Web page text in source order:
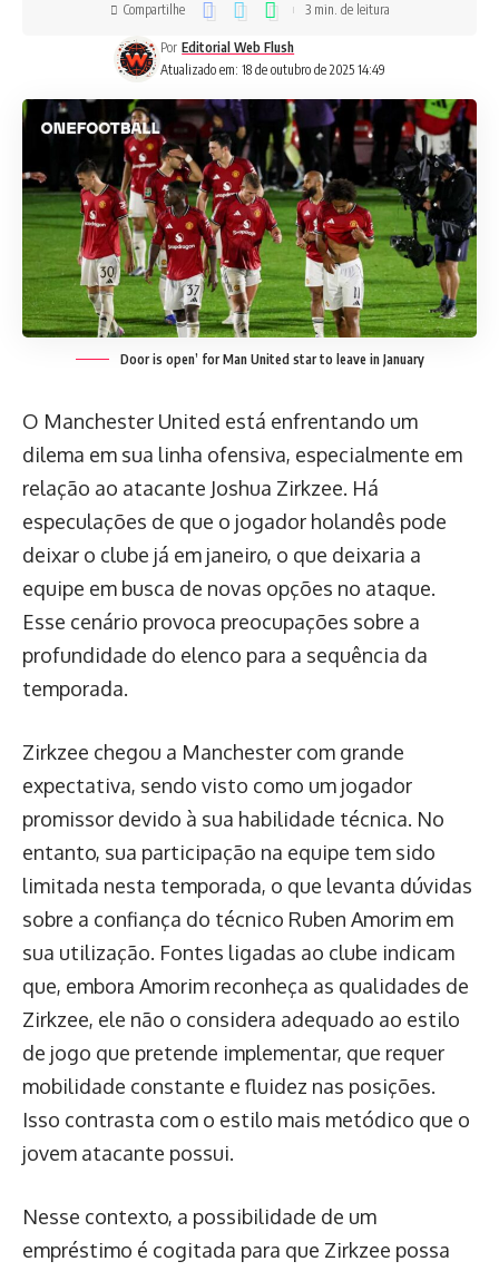
Atualizado em: 18 de outubro de 2025 14:49
Por Editorial Web Flush
Compartilhe 3 min. de leitura
Door is open’ for Man United star to leave in January
O Manchester United está enfrentando um
dilema em sua linha ofensiva, especialmente em
relação ao atacante Joshua Zirkzee. Há
especulações de que o jogador holandês pode
deixar o clube já em janeiro, o que deixaria a
equipe em busca de novas opções no ataque.
Esse cenário provoca preocupações sobre a
profundidade do elenco para a sequência da
temporada.
Zirkzee chegou a Manchester com grande
expectativa, sendo visto como um jogador
promissor devido à sua habilidade técnica. No
entanto, sua participação na equipe tem sido
limitada nesta temporada, o que levanta dúvidas
sobre a confiança do técnico Ruben Amorim em
sua utilização. Fontes ligadas ao clube indicam
que, embora Amorim reconheça as qualidades de
Zirkzee, ele não o considera adequado ao estilo
de jogo que pretende implementar, que requer
mobilidade constante e fluidez nas posições.
Isso contrasta com o estilo mais metódico que o
jovem atacante possui.
Nesse contexto, a possibilidade de um
empréstimo é cogitada para que Zirkzee possa